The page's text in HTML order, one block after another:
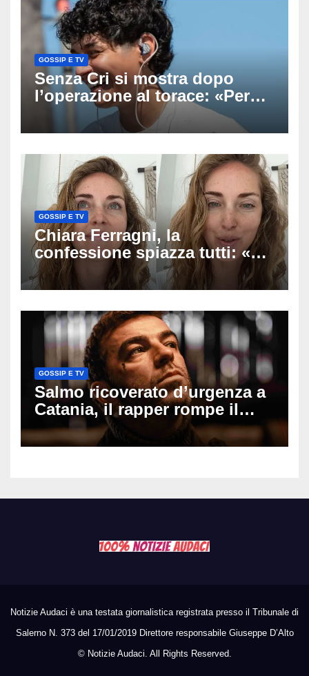
GOSSIP E TV
Senza Cri si mostra dopo
l’operazione al torace: «Per
anni mi sentivo in trappola», il
racconto sul difficile percorso
GOSSIP E TV
Chiara Ferragni, la
confessione spiazza tutti: «Un
mio ex voleva che mi rifacessi
il seno». Poi svela i ritocchi di
GOSSIP E TV
Salmo ricoverato d’urgenza a
Catania, il rapper rompe il
silenzio dopo la notte in
ospedale: come sta e cosa
Notizie Audaci è una testata giornalistica registrata presso il Tribunale di
Salerno N. 373 del 17/01/2019 Direttore responsabile Giuseppe D’Alto
© Notizie Audaci. All Rights Reserved.